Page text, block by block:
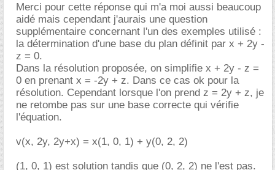
Merci pour cette réponse qui m'a moi aussi beaucoup
aidé mais cependant j'aurais une question
supplémentaire concernant l'un des exemples utilisé :
la détermination d'une base du plan définit par x + 2y -
z = 0.
Dans la résolution proposée, on simplifie x + 2y - z =
0 en prenant x = -2y + z. Dans ce cas ok pour la
résolution. Cependant lorsque l'on prend z = 2y + z, je
ne retombe pas sur une base correcte qui vérifie
l'équation.
v(x, 2y, 2y+x) = x(1, 0, 1) + y(0, 2, 2)
(1, 0, 1) est solution tandis que (0, 2, 2) ne l'est pas.